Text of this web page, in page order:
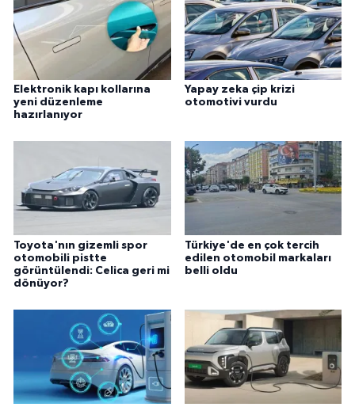
Elektronik kapı kollarına
yeni düzenleme
hazırlanıyor
Yapay zeka çip krizi
otomotivi vurdu
Toyota'nın gizemli spor
otomobili pistte
görüntülendi: Celica geri mi
dönüyor?
Türkiye'de en çok tercih
edilen otomobil markaları
belli oldu